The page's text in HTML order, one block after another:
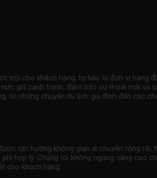
trội cho khách hàng, tự hào là đơn vị hàng
giá cạnh tranh, đảm bảo sự thoải mái và
từ những chuyến du lịch gia đình đến các
tận hưởng không gian di chuyển rộng
hợp lý. Chúng tôi không ngừng nâng cao
cho khách hàng.